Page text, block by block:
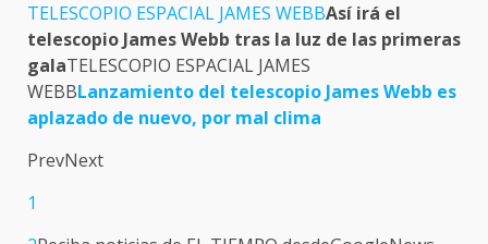
TELESCOPIO ESPACIAL JAMES WEBBAsí irá el
telescopio James Webb tras la luz de las primeras
galaTELESCOPIO ESPACIAL JAMES
WEBBLanzamiento del telescopio James Webb es
aplazado de nuevo, por mal clima
PrevNext
1